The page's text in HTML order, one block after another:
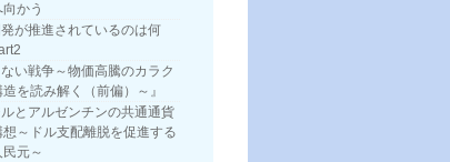
かう
が推進されているのは何
ない戦争～物価高騰のカラク
造を読み解く（前偏）～』
とアルゼンチンの共通通貨
想～ドル支配離脱を促進する
元～